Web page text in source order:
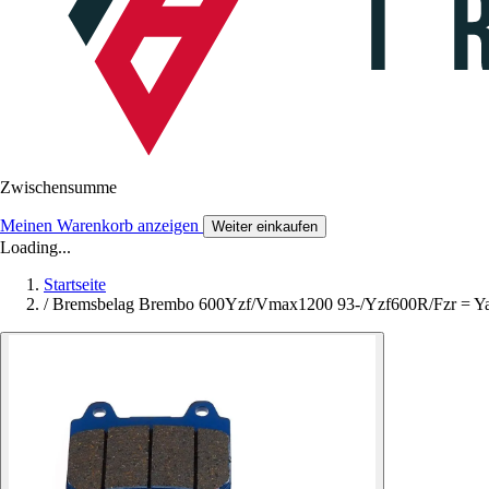
Zwischensumme
Meinen Warenkorb anzeigen Weiter einkaufen
Loading...
Startseite
/ Bremsbelag Brembo 600Yzf/Vmax1200 93-/Yzf600R/Fzr =